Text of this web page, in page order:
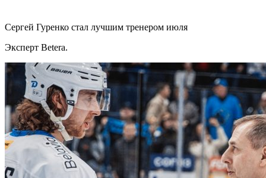
Сергей Гуренко стал лучшим тренером июля
Эксперт Betera.